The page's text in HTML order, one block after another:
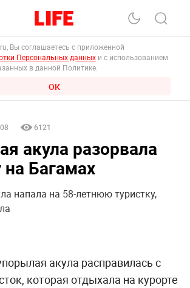
Вы соглашаетесь с приложенной
Персональных данных и с использованием
в данной Политике.
ОК
6121
акула разорвала
на Багамах
напала на 58-летнюю туристку,
акула расправилась с
которая отдыхала на курорте